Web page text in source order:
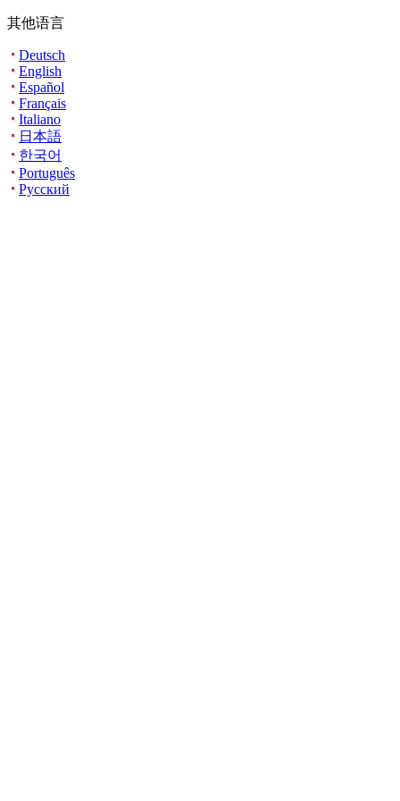
其他语言
Deutsch
English
Español
Français
Italiano
日本語
한국어
Português
Русский